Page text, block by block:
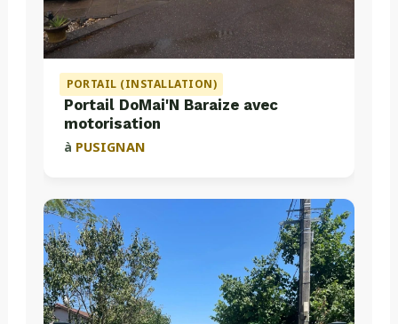
PORTAIL (INSTALLATION)
Portail DoMai'N Baraize avec
motorisation
à PUSIGNAN